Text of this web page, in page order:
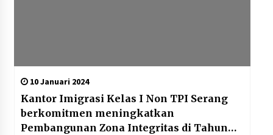
10 Januari 2024
Kantor Imigrasi Kelas I Non TPI Serang
berkomitmen meningkatkan
Pembangunan Zona Integritas di Tahun